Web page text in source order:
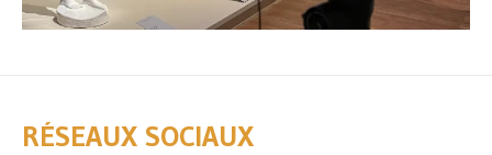
RÉSEAUX SOCIAUX